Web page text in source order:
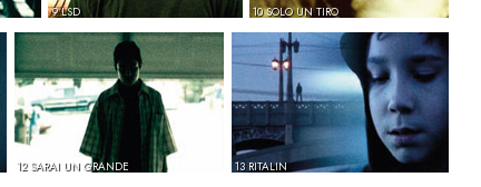
9 LSD 10 SOLO UN TIRO
12 SARAI UN GRANDE 13 RITALIN